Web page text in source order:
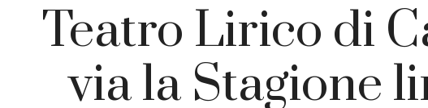
Teatro Lirico di
via la Stagione